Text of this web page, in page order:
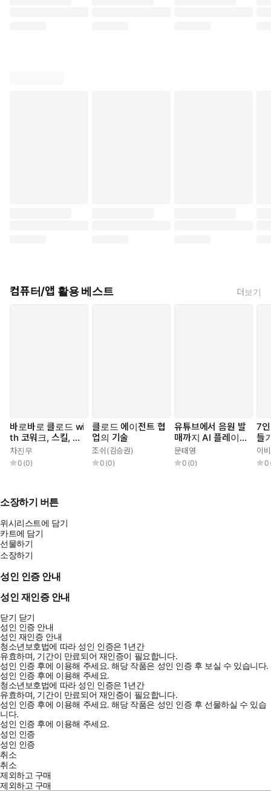
컴퓨터/앱 활용 베스트 더보기
바로바로 클로드 wi
th 코워크, 스킬, 클
로드 코드, 디자인
차진우
0 (0)
클로드 에이전트 협
업의 기술
조쉬(김승권)
0 (0)
유튜브에서 음원 발
매까지 AI 플레이리
스트 with 수노, 제
미나이, 리퍼, 캔바,
캡컷, 스포티파이
문태영
0 (0)
7
들
이
0
소장하기 버튼
위시리스트에 담기
카트에 담기
선물하기
소장하기
성인 인증 안내
성인 재인증 안내
닫기 닫기
성인 인증 안내
성인 재인증 안내
청소년보호법에 따라 성인 인증은 1년간
유효하며, 기간이 만료되어 재인증이 필요합니다.
성인 인증 후에 이용해 주세요.해당 작품은 성인 인증 후 보실 수 있습니다.
성인 인증 후에 이용해 주세요.
청소년보호법에 따라 성인 인증은 1년간
유효하며, 기간이 만료되어 재인증이 필요합니다.
성인 인증 후에 이용해 주세요.해당 작품은 성인 인증 후 선물하실 수 있습
니다.
성인 인증 후에 이용해 주세요.
성인 인증
성인 인증
취소
취소
제외하고 구매
제외하고 구매